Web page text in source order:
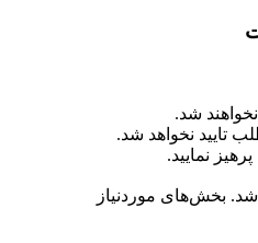
شد.
تایید نخواهد شد.
نمایید.
شد. بخش‌های موردنیاز